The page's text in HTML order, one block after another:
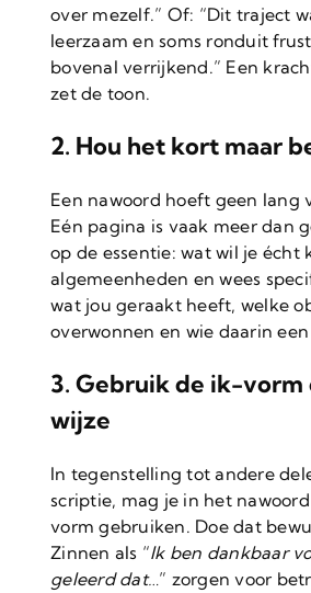
over mezelf.” Of: “Dit traject
leerzaam en soms ronduit
bovenal verrijkend.” Een
zet de toon.
2. Hou het kort maar
Een nawoord hoeft geen lang
Eén pagina is vaak meer dan
op de essentie: wat wil je écht
algemeenheden en wees
wat jou geraakt heeft, welke
overwonnen en wie daarin
3. Gebruik de ik-vorm
wijze
In tegenstelling tot andere
scriptie, mag je in het
vorm gebruiken. Doe dat
Zinnen als “Ik ben dankbaar
geleerd dat…” zorgen voor